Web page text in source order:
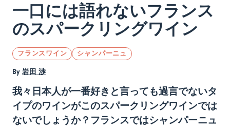
一口には語れないフランス
のスパークリングワイン
フランスワイン シャンパーニュ
By 岩田 渉
我々日本人が一番好きと言っても過言でないタ
イプのワインがこのスパークリングワインでは
ないでしょうか？フランスではシャンパーニュ